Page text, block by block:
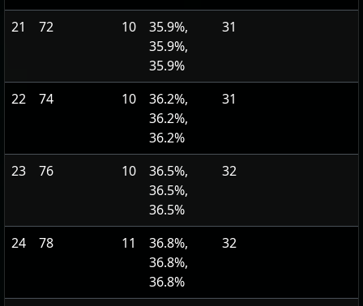
21 72 10
35.9%,
35.9%,
35.9%
31
22 74 10
36.2%,
36.2%,
36.2%
31
23 76 10
36.5%,
36.5%,
36.5%
32
24 78 11
36.8%,
36.8%,
36.8%
32